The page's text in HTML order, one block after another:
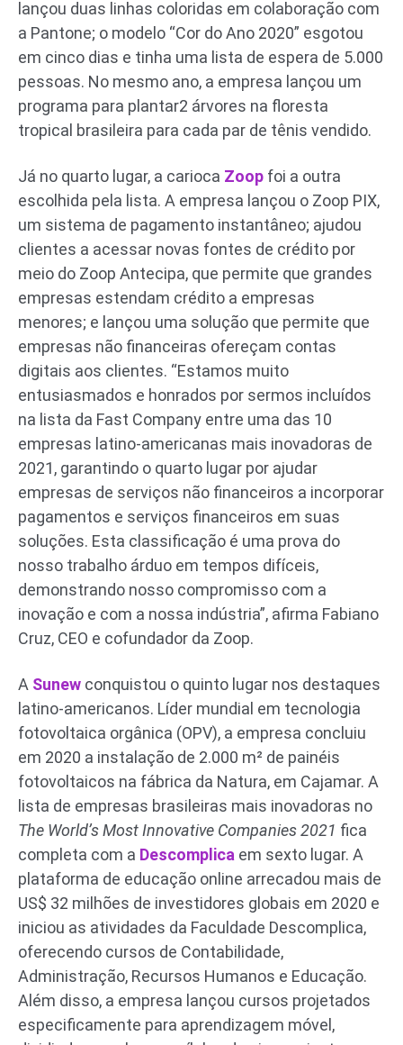
lançou duas linhas coloridas em colaboração com
a Pantone; o modelo “Cor do Ano 2020” esgotou
em cinco dias e tinha uma lista de espera de 5.000
pessoas. No mesmo ano, a empresa lançou um
programa para plantar2 árvores na floresta
tropical brasileira para cada par de tênis vendido.
Já no quarto lugar, a carioca Zoop foi a outra
escolhida pela lista. A empresa lançou o Zoop PIX,
um sistema de pagamento instantâneo; ajudou
clientes a acessar novas fontes de crédito por
meio do Zoop Antecipa, que permite que grandes
empresas estendam crédito a empresas
menores; e lançou uma solução que permite que
empresas não financeiras ofereçam contas
digitais aos clientes. “Estamos muito
entusiasmados e honrados por sermos incluídos
na lista da Fast Company entre uma das 10
empresas latino-americanas mais inovadoras de
2021, garantindo o quarto lugar por ajudar
empresas de serviços não financeiros a incorporar
pagamentos e serviços financeiros em suas
soluções. Esta classificação é uma prova do
nosso trabalho árduo em tempos difíceis,
demonstrando nosso compromisso com a
inovação e com a nossa indústria”, afirma Fabiano
Cruz, CEO e cofundador da Zoop.
A Sunew conquistou o quinto lugar nos destaques
latino-americanos. Líder mundial em tecnologia
fotovoltaica orgânica (OPV), a empresa concluiu
em 2020 a instalação de 2.000 m² de painéis
fotovoltaicos na fábrica da Natura, em Cajamar. A
lista de empresas brasileiras mais inovadoras no
The World’s Most Innovative Companies 2021 fica
completa com a Descomplica em sexto lugar. A
plataforma de educação online arrecadou mais de
US$ 32 milhões de investidores globais em 2020 e
iniciou as atividades da Faculdade Descomplica,
oferecendo cursos de Contabilidade,
Administração, Recursos Humanos e Educação.
Além disso, a empresa lançou cursos projetados
especificamente para aprendizagem móvel,